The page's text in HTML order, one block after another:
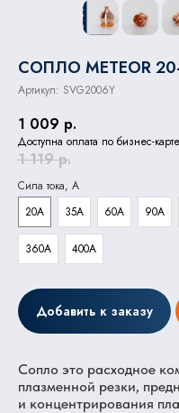
СОПЛО METEOR
Артикул: SVG2006Y
1 009 р.
Доступна оплата по бизнес-карте
1 119 р.
Сила тока, А
20A
35A 60A 90A
360A 400A
Добавить к заказу
Сопло это расходное
плазменной резки,
и концентрирования